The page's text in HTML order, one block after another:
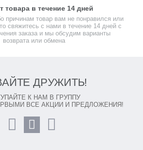
товара в течение 14 дней
причинам товар вам не понравился или
свяжитесь с нами в течение 14 дней с
заказа и мы обсудим варианты
возврата или обмена
ДРУЖИТЬ!
К НАМ В ГРУППУ
ВСЕ АКЦИИ И ПРЕДЛОЖЕНИЯ!